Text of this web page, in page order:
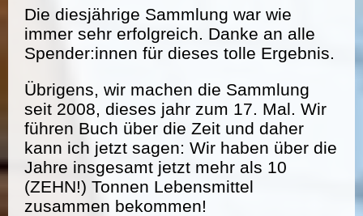
Die diesjährige Sammlung war wie
immer sehr erfolgreich. Danke an alle
Spender:innen für dieses tolle Ergebnis.
Übrigens, wir machen die Sammlung
seit 2008, dieses jahr zum 17. Mal. Wir
führen Buch über die Zeit und daher
kann ich jetzt sagen: Wir haben über die
Jahre insgesamt jetzt mehr als 10
(ZEHN!) Tonnen Lebensmittel
zusammen bekommen!